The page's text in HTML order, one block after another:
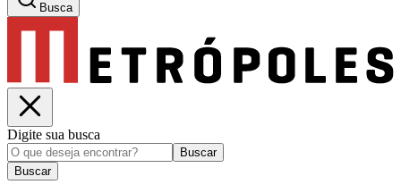
Busca
Digite sua busca
Buscar
Buscar